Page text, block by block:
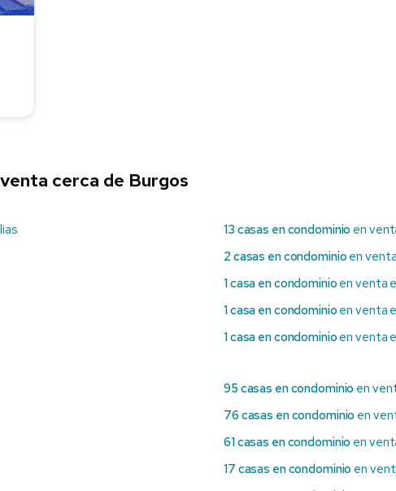
cerca de Burgos
13 casas en condominio en
2 casas en condominio en
1 casa en condominio en venta
1 casa en condominio en venta
1 casa en condominio en venta
95 casas en condominio en
76 casas en condominio en
61 casas en condominio en
17 casas en condominio en